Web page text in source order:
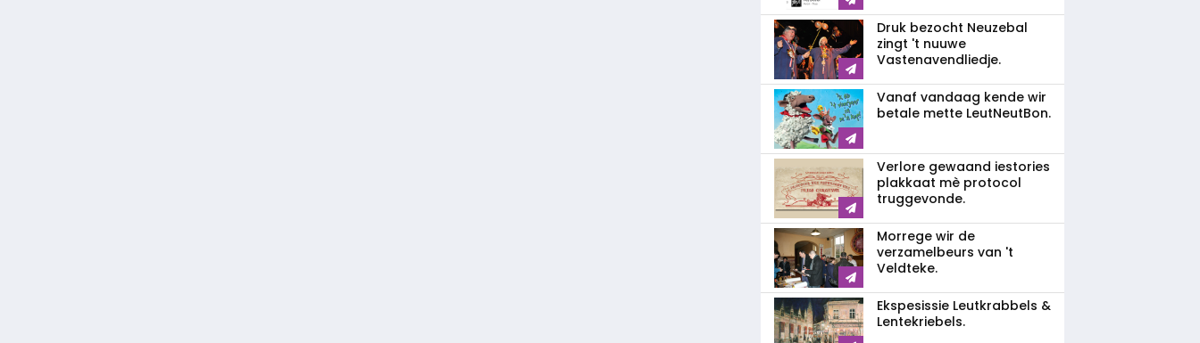
Druk bezocht Neuzebal
zingt 't nuuwe
Vastenavendliedje.
Vanaf vandaag kende wir
betale mette LeutNeutBon.
Verlore gewaand iestories
plakkaat mè protocol
truggevonde.
Morrege wir de
verzamelbeurs van 't
Veldteke.
Ekspesissie Leutkrabbels &
Lentekriebels.